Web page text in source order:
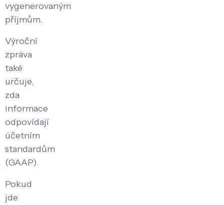
vygenerovaným
příjmům.
Výroční
zpráva
také
určuje,
zda
informace
odpovídají
účetním
standardům
(GAAP).
Pokud
jde